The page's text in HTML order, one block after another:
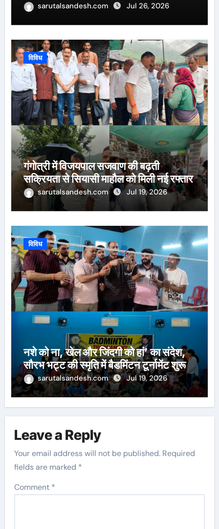
sarutalsandesh.com Jul 26, 2026
विविध
गंगोत्री में विजयपाल सजवाण की बढ़ती
सक्रियता से सियासी माहौल को मिली नई रफ्तार
sarutalsandesh.com Jul 19, 2026
विविध
नशे को ना, खेल और जिंदगी को हां’ का संदेश,
सौरभ भट्ट की स्मृति में बैडमिंटन टूर्नामेंट शुरू
sarutalsandesh.com Jul 19, 2026
Leave a Reply
Your email address will not be published. Required
fields are marked *
Comment *